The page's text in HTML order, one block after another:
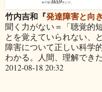
竹内吉和『発達障害と向
聞く力がない＝「聴覚的
とを覚えていられない、
障害について正しい科学
わかる。人間、理解でき
2012-08-18 20:32